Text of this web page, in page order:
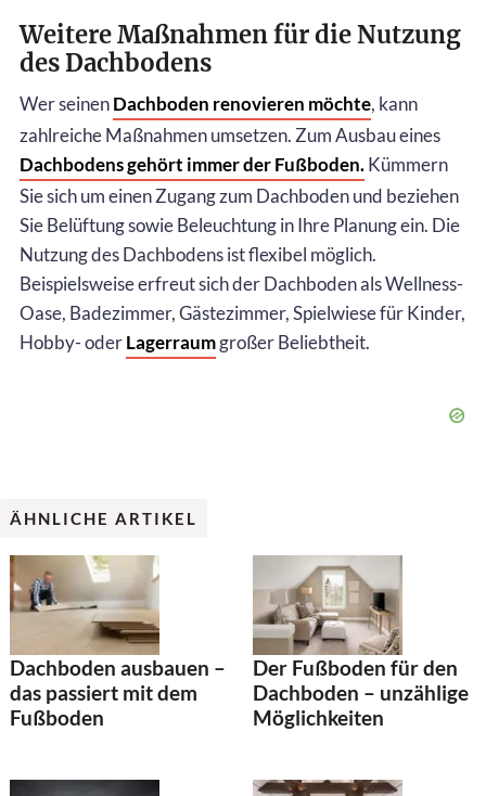
Weitere Maßnahmen für die Nutzung
des Dachbodens
Wer seinenDachboden renovieren möchte, kann
zahlreiche Maßnahmen umsetzen. Zum Ausbau eines
Dachbodens gehört immer der Fußboden.Kümmern
Sie sich um einen Zugang zum Dachboden und beziehen
Sie Belüftung sowie Beleuchtung in Ihre Planung ein. Die
Nutzung des Dachbodens ist flexibel möglich.
Beispielsweise erfreut sich der Dachboden als Wellness-
Oase, Badezimmer, Gästezimmer, Spielwiese für Kinder,
Hobby- oderLagerraumgroßer Beliebtheit.
ÄHNLICHE ARTIKEL
Dachboden ausbauen –
das passiert mit dem
Fußboden
Der Fußboden für den
Dachboden – unzählige
Möglichkeiten